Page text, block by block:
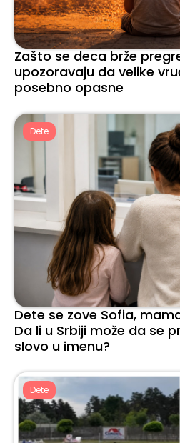
Zašto se deca brže
upozoravaju da velike
posebno opasne
Dete
Dete se zove Sofia,
Da li u Srbiji može da se
slovo u imenu?
Dete